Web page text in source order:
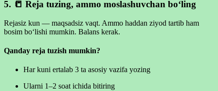
5. 📒 Reja tuzing, ammo moslashuvchan bo‘ling
Rejasiz kun — maqsadsiz vaqt. Ammo haddan ziyod tartib ham
bosim bo‘lishi mumkin. Balans kerak.
Qanday reja tuzish mumkin?
Har kuni ertalab 3 ta asosiy vazifa yozing
Ularni 1–2 soat ichida bitiring